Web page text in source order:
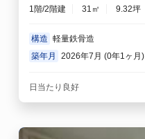
1階/2階建 31㎡ 9.32坪
構造 軽量鉄骨造
築年月
2026年7月 (0年1ヶ月)
日当たり良好